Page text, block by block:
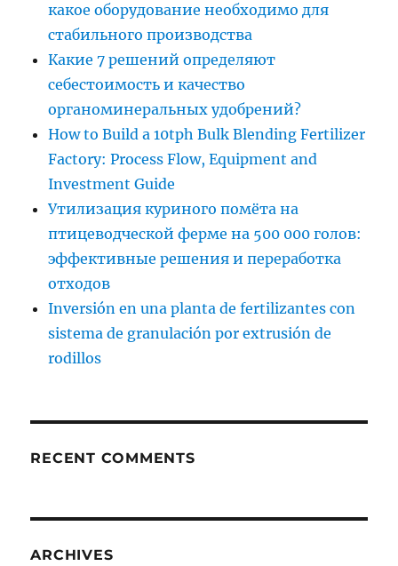
какое оборудование необходимо для
стабильного производства
Какие 7 решений определяют
себестоимость и качество
органоминеральных удобрений?
How to Build a 10tph Bulk Blending Fertilizer
Factory: Process Flow, Equipment and
Investment Guide
Утилизация куриного помёта на
птицеводческой ферме на 500 000 голов:
эффективные решения и переработка
отходов
Inversión en una planta de fertilizantes con
sistema de granulación por extrusión de
rodillos
RECENT COMMENTS
ARCHIVES